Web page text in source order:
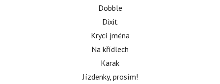
Dobble
Dixit
Krycí jména
Na křídlech
Karak
Jízdenky, prosím!